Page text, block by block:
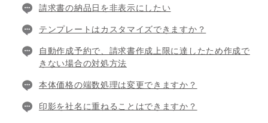
請求書の納品日を非表示にしたい
テンプレートはカスタマイズできますか？
自動作成予約で、請求書作成上限に達したため作成で
きない場合の対処方法
本体価格の端数処理は変更できますか？
印影を社名に重ねることはできますか？